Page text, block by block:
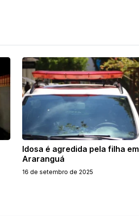
Idosa é agredida pela filha em
Araranguá
16 de setembro de 2025